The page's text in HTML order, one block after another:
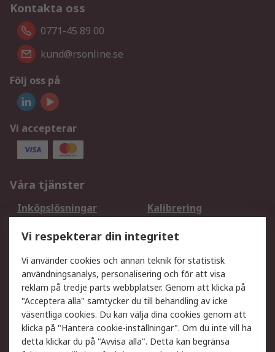
Kontakta oss
0771-45 89 00
kund@rsonline.se
Följ oss på
Vi accepterar
Våra tjänster
Inköpslösningar
Kalibrering
DesignSpark
Teknisk Support
Ditt lokala säljteam
Exportlösningar
Support
Få hjälp
Retur av varor
Leverans
Spåra din order
Begär en fakturakopi
Fördelar med RS-konto
Vi respekterar din integritet
Vi använder cookies och annan teknik för statistisk
användningsanalys, personalisering och för att visa
reklam på tredje parts webbplatser. Genom att klicka på
"Acceptera alla" samtycker du till behandling av icke
väsentliga cookies. Du kan välja dina cookies genom att
klicka på "Hantera cookie-inställningar". Om du inte vill ha
detta klickar du på "Avvisa alla". Detta kan begränsa